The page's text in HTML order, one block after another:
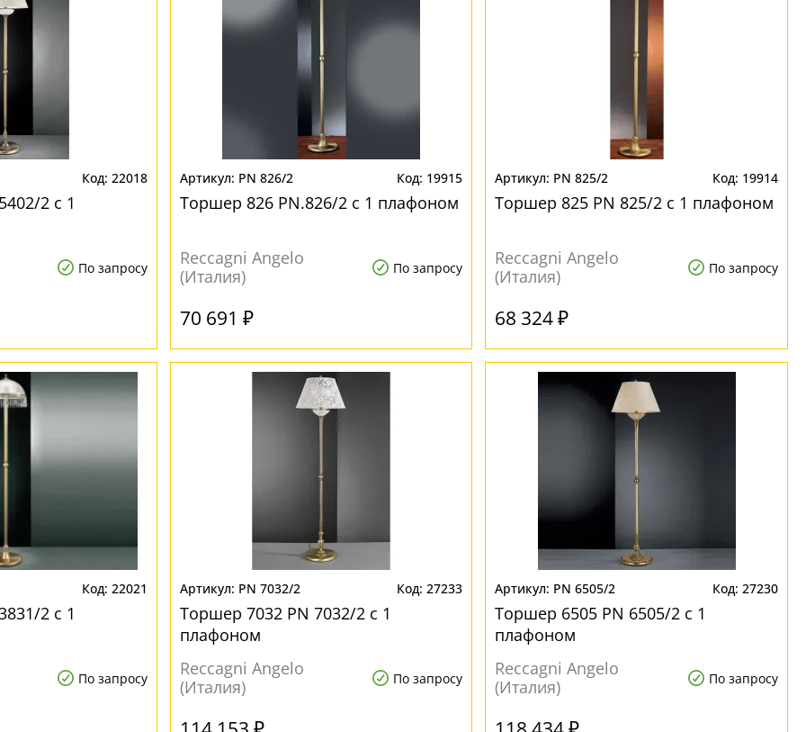
22018
2 с 1
По запросу
PN 826/2 19915
Торшер 826 PN.826/2 с 1 плафоном
Reccagni Angelo
(Италия)
По запросу
70 691 ₽
PN 825/2 19914
Торшер 825 PN 825/2 с 1 плафоном
Reccagni Angelo
(Италия)
По запросу
68 324 ₽
22021
2 с 1
По запросу
PN 7032/2 27233
Торшер 7032 PN 7032/2 с 1
плафоном
Reccagni Angelo
(Италия)
По запросу
PN 6505/2 27230
Торшер 6505 PN 6505/2 с 1
плафоном
Reccagni Angelo
(Италия)
По запросу